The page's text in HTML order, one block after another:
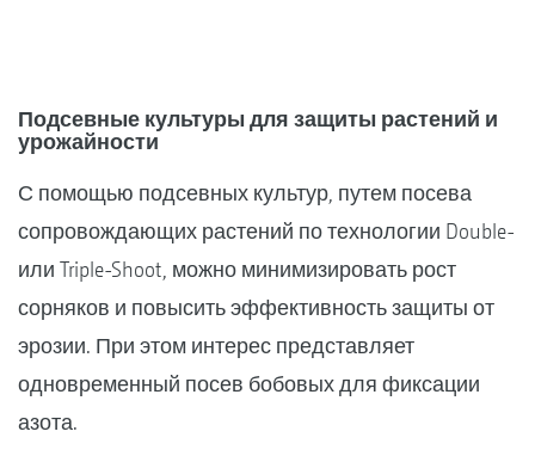
Подсевные культуры для защиты растений и
урожайности
С помощью подсевных культур, путем посева
сопровождающих растений по технологии Double-
или Triple-Shoot, можно минимизировать рост
сорняков и повысить эффективность защиты от
эрозии. При этом интерес представляет
одновременный посев бобовых для фиксации
азота.